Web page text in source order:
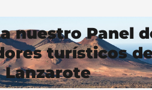
nuestro Panel
turísticos
Lanzarote